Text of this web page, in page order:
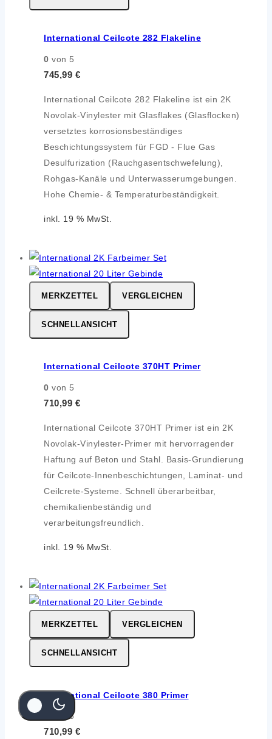
International Ceilcote 282 Flakeline
0 von 5
745,99 €
International Ceilcote 282 Flakeline ist ein 2K
Novolak-Vinylester mit Glasflakes (Glasflocken)
versetztes korrosionsbeständiges
Beschichtungssystem für FGD - Flue Gas
Desulfurization (Rauchgasentschwefelung),
Rohgas-Kanäle und Unterwasserumgebungen.
Hohe Chemie- & Temperaturbeständigkeit.
inkl. 19 % MwSt.
MERKZETTEL VERGLEICHEN
SCHNELLANSICHT
International Ceilcote 370HT Primer
0 von 5
710,99 €
International Ceilcote 370HT Primer ist ein 2K
Novolak-Vinylester-Primer mit hervorragender
Haftung auf Beton und Stahl. Basis-Grundierung
für Ceilcote-Innenbeschichtungen, Laminat- und
Ceilcrete-Systeme. Schnell überarbeitbar,
chemikalienbeständig und
verarbeitungsfreundlich.
inkl. 19 % MwSt.
MERKZETTEL VERGLEICHEN
SCHNELLANSICHT
International Ceilcote 380 Primer
von 5
710,99 €